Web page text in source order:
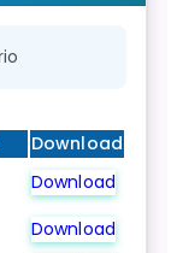
Download
Download
Download